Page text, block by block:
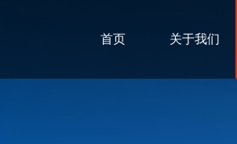
首页 关于我们